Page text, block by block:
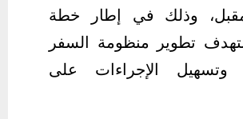
وذلك في إطار خطة
تطوير منظومة السفر
وتسهيل الإجراءات على